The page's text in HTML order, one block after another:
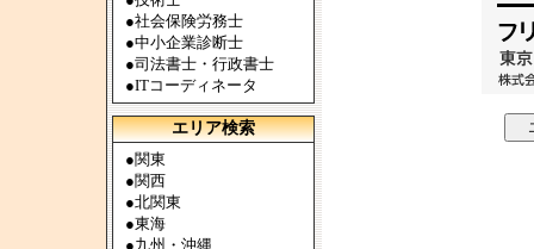
●社会保険労務士
●中小企業診断士
●司法書士・行政書士
●ITコーディネータ
エリア検索
●関東
●関西
●北関東
●東海
●九州・沖縄